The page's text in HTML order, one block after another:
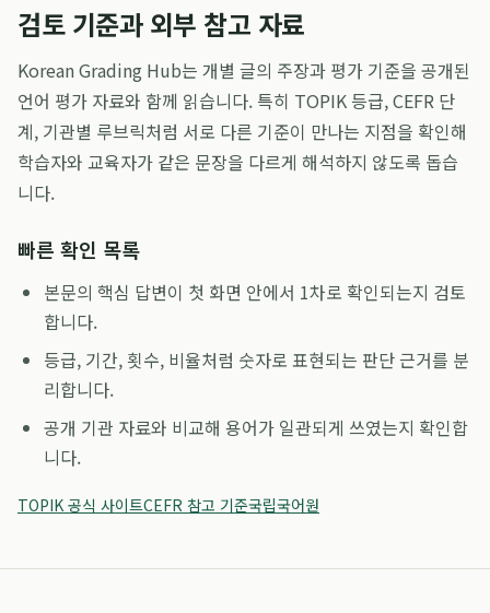
검토 기준과 외부 참고 자료
Korean Grading Hub는 개별 글의 주장과 평가 기준을 공개된
언어 평가 자료와 함께 읽습니다. 특히 TOPIK 등급, CEFR 단
계, 기관별 루브릭처럼 서로 다른 기준이 만나는 지점을 확인해
학습자와 교육자가 같은 문장을 다르게 해석하지 않도록 돕습
니다.
빠른 확인 목록
본문의 핵심 답변이 첫 화면 안에서 1차로 확인되는지 검토
합니다.
등급, 기간, 횟수, 비율처럼 숫자로 표현되는 판단 근거를 분
리합니다.
공개 기관 자료와 비교해 용어가 일관되게 쓰였는지 확인합
니다.
TOPIK 공식 사이트CEFR 참고 기준국립국어원